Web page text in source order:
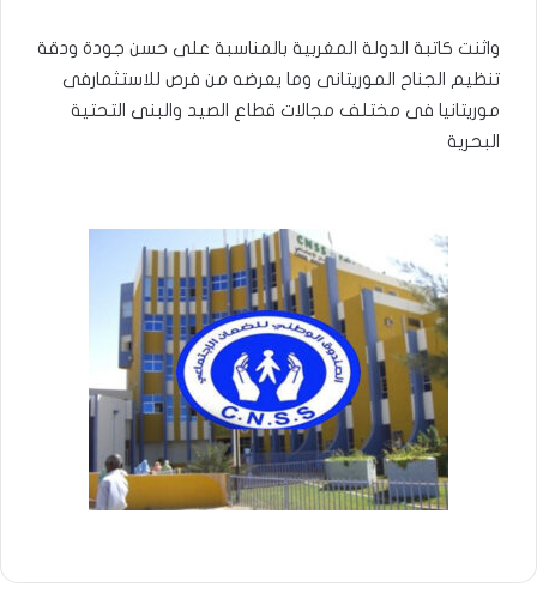
واثنت كاتبة الدولة المغربية بالمناسبة على حسن جودة ودقة
تنظيم الجناح الموريتانى وما يعرضه من فرص للاستثمارفى
موريتانيا فى مختلف مجالات قطاع الصيد والبنى التحتية
البحرية